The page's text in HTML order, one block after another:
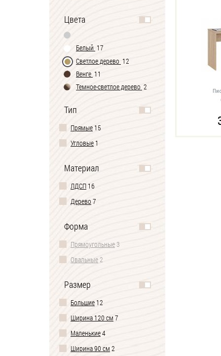
Цвета
Белый 17
Светлое дерево 12
Венге 11
Темное-cветлое дерево 2
Тип
Прямые 15
Угловые 1
Материал
ЛДСП 16
Дерево 7
Форма
Прямоугольные3
Овальные2
Размер
Большие 12
Ширина 120 см 7
Маленькие4
Ширина 90 см 2